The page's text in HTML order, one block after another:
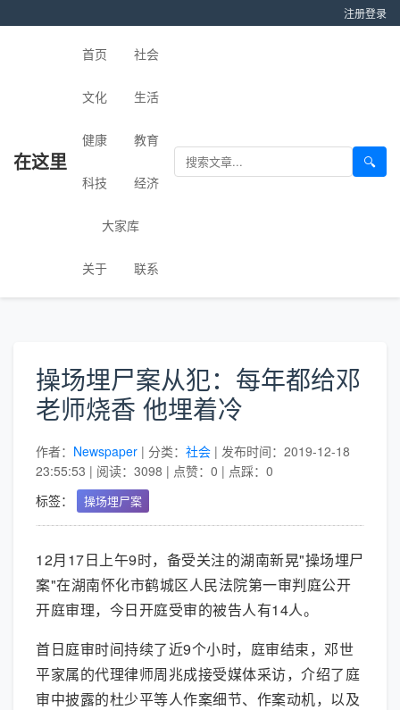
注册登录
在这里
首页 社会
文化 生活
健康 教育
科技 经济
大家库
关于 联系
🔍
操场埋尸案从犯：每年都给邓
老师烧香 他埋着冷
作者： Newspaper | 分类： 社会 | 发布时间：2019-12-18
23:55:53 | 阅读：3098 | 点赞：0 | 点踩：0
标签：
操场埋尸案
12月17日上午9时，备受关注的湖南新晃"操场埋尸
案"在湖南怀化市鹤城区人民法院第一审判庭公开
开庭审理，今日开庭受审的被告人有14人。
首日庭审时间持续了近9个小时，庭审结束，邓世
平家属的代理律师周兆成接受媒体采访，介绍了庭
审中披露的杜少平等人作案细节、作案动机，以及